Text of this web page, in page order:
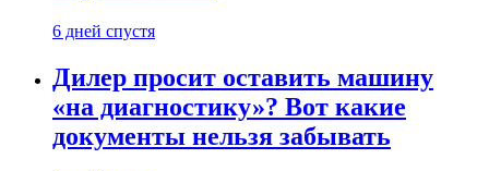
6 дней спустя
Дилер просит оставить машину
«на диагностику»? Вот какие
документы нельзя забывать